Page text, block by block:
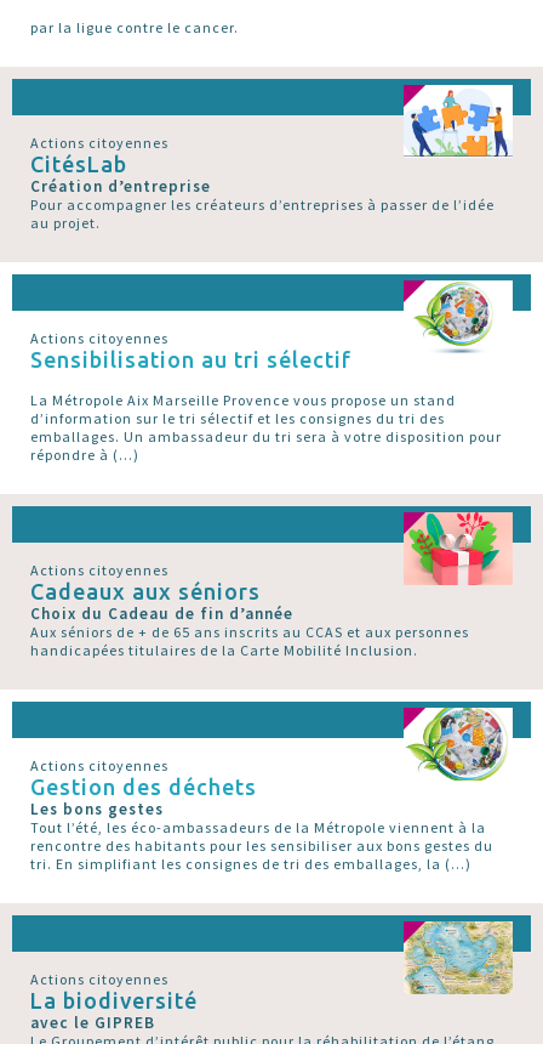
par la ligue contre le cancer.
Actions citoyennes
CitésLab
Création d’entreprise
Pour accompagner les créateurs d’entreprises à passer de l’idée
au projet.
Actions citoyennes
Sensibilisation au tri sélectif
La Métropole Aix Marseille Provence vous propose un stand
d’information sur le tri sélectif et les consignes du tri des
emballages. Un ambassadeur du tri sera à votre disposition pour
répondre à (…)
Actions citoyennes
Cadeaux aux séniors
Choix du Cadeau de fin d’année
Aux séniors de + de 65 ans inscrits au CCAS et aux personnes
handicapées titulaires de la Carte Mobilité Inclusion.
Actions citoyennes
Gestion des déchets
Les bons gestes
Tout l’été, les éco-ambassadeurs de la Métropole viennent à la
rencontre des habitants pour les sensibiliser aux bons gestes du
tri. En simplifiant les consignes de tri des emballages, la (…)
Actions citoyennes
La biodiversité
avec le GIPREB